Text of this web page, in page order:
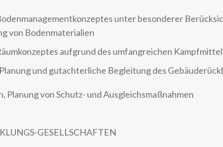
unter besonderer
von Bodenmaterialien
aufgrund des umfangreichen
und gutachterliche Begleitung des
von Schutz- und Ausgleichsmaßnahmen
GESELLSCHAFTEN